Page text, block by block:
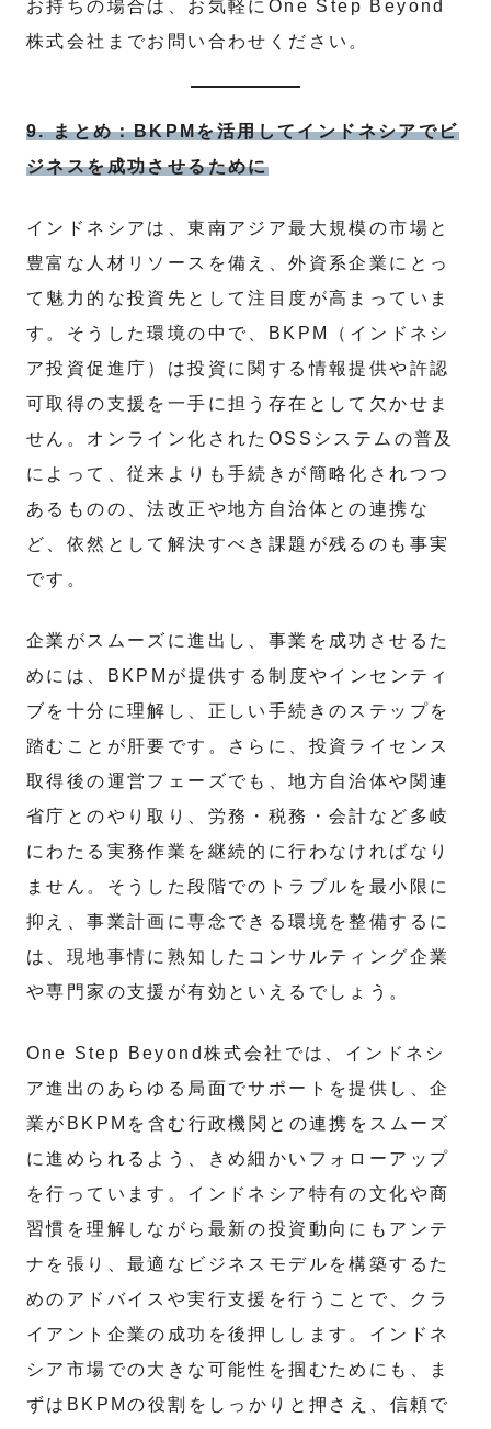
お持ちの場合は、お気軽にOne Step Beyond
株式会社までお問い合わせください。
9. まとめ：BKPMを活用してインドネシアでビ
ジネスを成功させるために
インドネシアは、東南アジア最大規模の市場と
豊富な人材リソースを備え、外資系企業にとっ
て魅力的な投資先として注目度が高まっていま
す。そうした環境の中で、BKPM（インドネシ
ア投資促進庁）は投資に関する情報提供や許認
可取得の支援を一手に担う存在として欠かせま
せん。オンライン化されたOSSシステムの普及
によって、従来よりも手続きが簡略化されつつ
あるものの、法改正や地方自治体との連携な
ど、依然として解決すべき課題が残るのも事実
です。
企業がスムーズに進出し、事業を成功させるた
めには、BKPMが提供する制度やインセンティ
ブを十分に理解し、正しい手続きのステップを
踏むことが肝要です。さらに、投資ライセンス
取得後の運営フェーズでも、地方自治体や関連
省庁とのやり取り、労務・税務・会計など多岐
にわたる実務作業を継続的に行わなければなり
ません。そうした段階でのトラブルを最小限に
抑え、事業計画に専念できる環境を整備するに
は、現地事情に熟知したコンサルティング企業
や専門家の支援が有効といえるでしょう。
One Step Beyond株式会社では、インドネシ
ア進出のあらゆる局面でサポートを提供し、企
業がBKPMを含む行政機関との連携をスムーズ
に進められるよう、きめ細かいフォローアップ
を行っています。インドネシア特有の文化や商
習慣を理解しながら最新の投資動向にもアンテ
ナを張り、最適なビジネスモデルを構築するた
めのアドバイスや実行支援を行うことで、クラ
イアント企業の成功を後押しします。インドネ
シア市場での大きな可能性を掴むためにも、ま
ずはBKPMの役割をしっかりと押さえ、信頼で